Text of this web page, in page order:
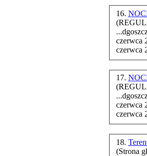
16.
...dgoszcz, rok
czerwca
czerwca
17.
...dgoszcz, rok
czerwca
czerwca
18.
(Strona